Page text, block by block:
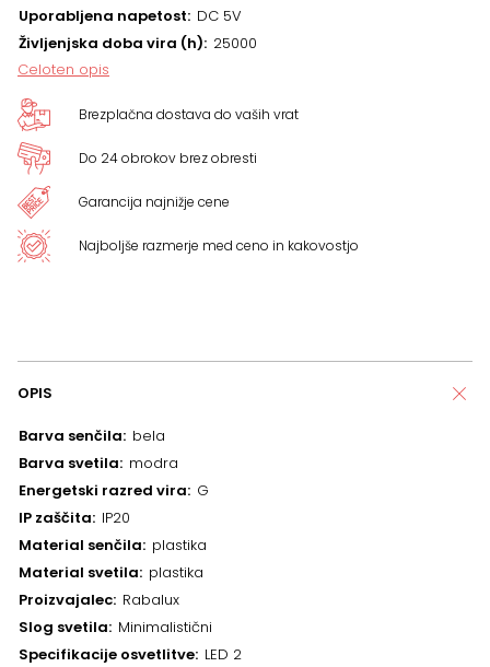
Uporabljena napetost DC 5V
Življenjska doba vira (h) 25000
Celoten opis
Brezplačna dostava do vaših vrat
Do 24 obrokov brez obresti
Garancija najnižje cene
Najboljše razmerje med ceno in kakovostjo
OPIS
Barva senčila bela
Barva svetila modra
Energetski razred vira G
IP zaščita IP20
Material senčila plastika
Material svetila plastika
Proizvajalec Rabalux
Slog svetila Minimalistični
Specifikacije osvetlitve LED 2